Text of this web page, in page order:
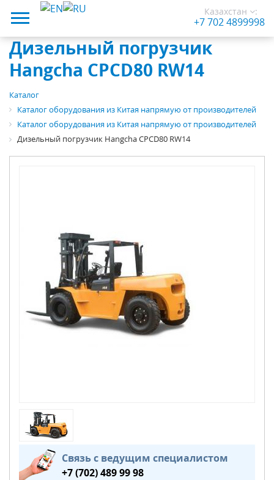
Казахстан
+7 702 4899998
:
Дизельный погрузчик
Hangcha CPCD80 RW14
Каталог
Каталог оборудования из Китая напрямую от производителей
Каталог оборудования из Китая напрямую от производителей
Дизельный погрузчик Hangcha CPCD80 RW14
Связь с ведущим специалистом
+7 (702) 489 99 98